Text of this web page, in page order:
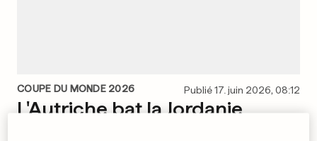
COUPE DU MONDE 2026 Publié 17. juin 2026, 08:12
L'Autriche bat la Jordanie